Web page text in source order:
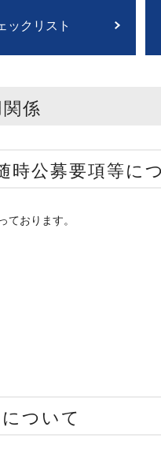
ックリスト
係
時公募要項等に
おります。
ついて